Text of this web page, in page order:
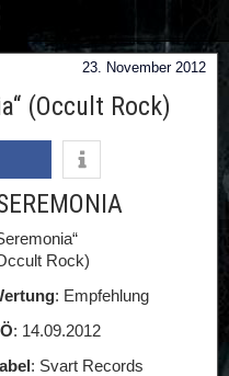
23. November 2012
(Occult Rock)
Rock)
: Empfehlung
: 14.09.2012
: Svart Records